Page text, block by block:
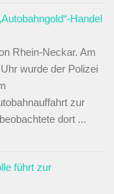
Handel
Rhein-Neckar. Am
wurde der Polizei
zur
dort ...
führt zur